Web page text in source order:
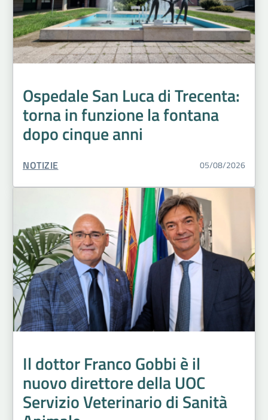
Ospedale San Luca di Trecenta:
torna in funzione la fontana
dopo cinque anni
TIPO CONTENUTO:
NOTIZIE 05/08/2026
Il dottor Franco Gobbi è il
nuovo direttore della UOC
Servizio Veterinario di Sanità